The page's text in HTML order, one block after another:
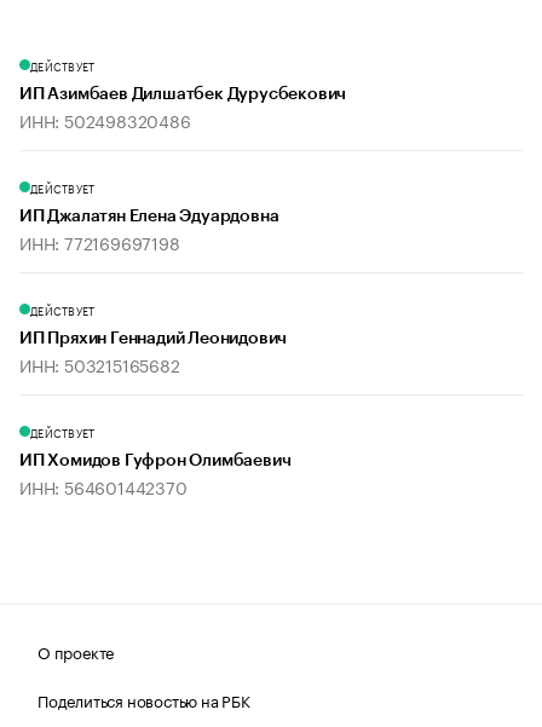
ДЕЙСТВУЕТ
ИП Азимбаев Дилшатбек Дурусбекович
ИНН: 502498320486
ДЕЙСТВУЕТ
ИП Джалатян Елена Эдуардовна
ИНН: 772169697198
ДЕЙСТВУЕТ
ИП Пряхин Геннадий Леонидович
ИНН: 503215165682
ДЕЙСТВУЕТ
ИП Хомидов Гуфрон Олимбаевич
ИНН: 564601442370
О проекте
Поделиться новостью на РБК